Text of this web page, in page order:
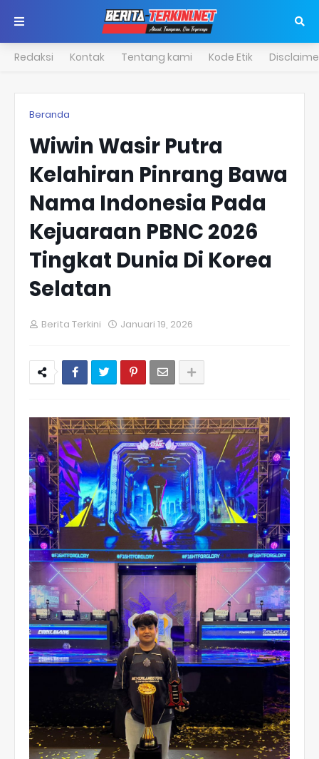
Redaksi Kontak Tentang kami Kode Etik
Beranda
Wiwin Wasir Putra
Kelahiran Pinrang Bawa
Nama Indonesia Pada
Kejuaraan PBNC 2026
Tingkat Dunia Di Korea
Selatan
Berita Terkini Januari 19, 2026